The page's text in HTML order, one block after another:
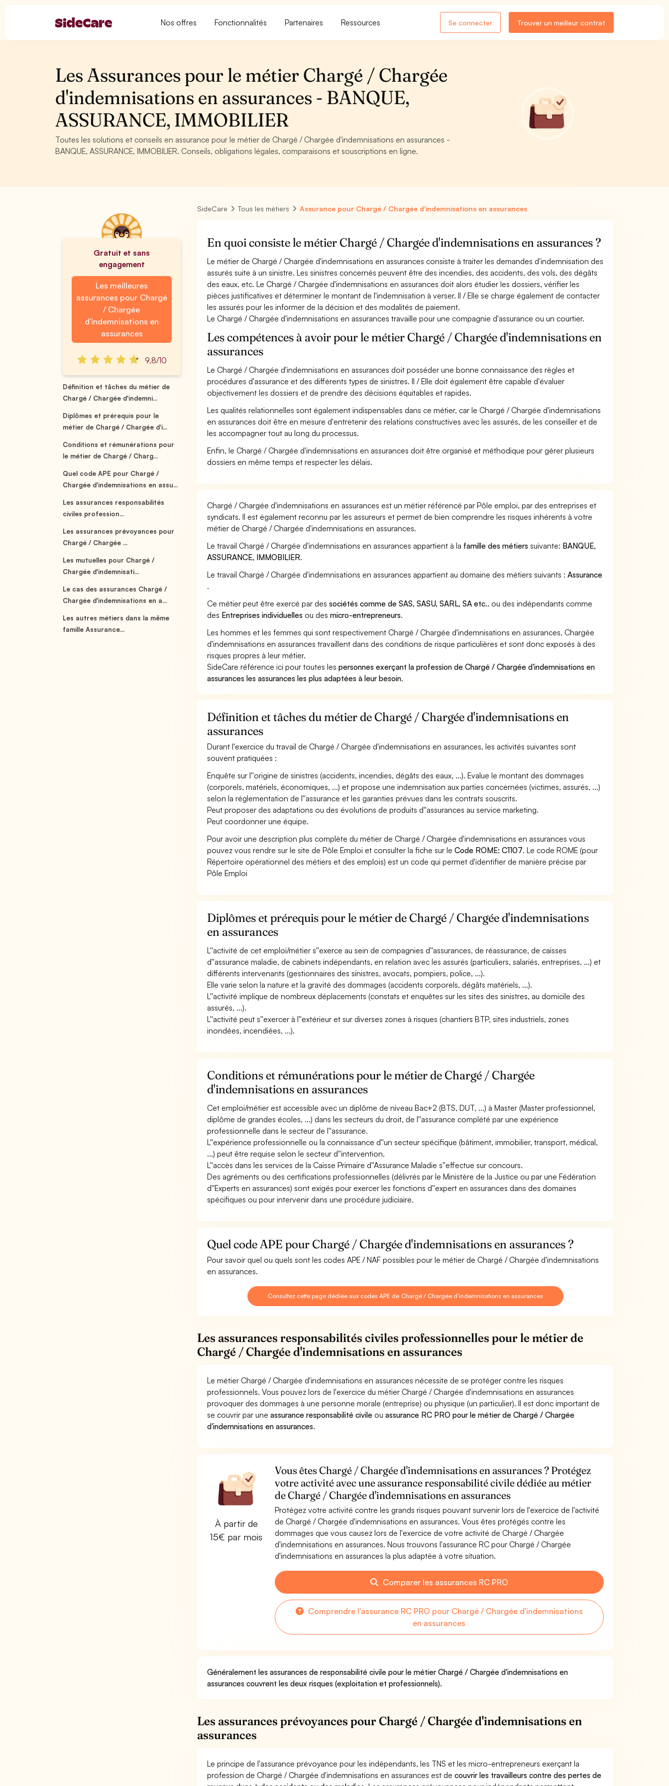
Nos offres Fonctionnalités Partenaires Ressources Se connecter Trouver un meilleur contrat
Les Assurances pour le métier Chargé / Chargée
d'indemnisations en assurances - BANQUE,
ASSURANCE, IMMOBILIER
Toutes les solutions et conseils en assurance pour le métier de Chargé / Chargée d'indemnisations en assurances -
BANQUE, ASSURANCE, IMMOBILIER. Conseils, obligations légales, comparaisons et souscriptions en ligne.
Gratuit et sans
engagement
Les meilleures
assurances pour Chargé
/ Chargée
d'indemnisations en
assurances
9,8/10
Définition et tâches du métier de
Chargé / Chargée d'indemni...
Diplômes et prérequis pour le
métier de Chargé / Chargée d'i...
Conditions et rémunérations pour
le métier de Chargé / Charg...
Quel code APE pour Chargé /
Chargée d'indemnisations en assu...
Les assurances responsabilités
civiles profession...
Les assurances prévoyances pour
Chargé / Chargée ...
Les mutuelles pour Chargé /
Chargée d'indemnisati...
Le cas des assurances Chargé /
Chargée d'indemnisations en a...
Les autres métiers dans la même
famille Assurance...
SideCare Tous les métiers Assurance pour Chargé / Chargée d'indemnisations en assurances
En quoi consiste le métier Chargé / Chargée d'indemnisations en assurances ?
Le métier de Chargé / Chargée d'indemnisations en assurances consiste à traiter les demandes d'indemnisation des
assurés suite à un sinistre. Les sinistres concernés peuvent être des incendies, des accidents, des vols, des dégâts
des eaux, etc. Le Chargé / Chargée d'indemnisations en assurances doit alors étudier les dossiers, vérifier les
pièces justificatives et déterminer le montant de l'indemnisation à verser. Il / Elle se charge également de contacter
les assurés pour les informer de la décision et des modalités de paiement.
Le Chargé / Chargée d'indemnisations en assurances travaille pour une compagnie d'assurance ou un courtier.
Les compétences à avoir pour le métier Chargé / Chargée d'indemnisations en
assurances
Le Chargé / Chargée d'indemnisations en assurances doit posséder une bonne connaissance des règles et
procédures d'assurance et des différents types de sinistres. Il / Elle doit également être capable d'évaluer
objectivement les dossiers et de prendre des décisions équitables et rapides.
Les qualités relationnelles sont également indispensables dans ce métier, car le Chargé / Chargée d'indemnisations
en assurances doit être en mesure d'entretenir des relations constructives avec les assurés, de les conseiller et de
les accompagner tout au long du processus.
Enfin, le Chargé / Chargée d'indemnisations en assurances doit être organisé et méthodique pour gérer plusieurs
dossiers en même temps et respecter les délais.
Chargé / Chargée d'indemnisations en assurances est un métier référencé par Pôle emploi, par des entreprises et
syndicats. Il est également reconnu par les assureurs et permet de bien comprendre les risques inhérents à votre
métier de Chargé / Chargée d'indemnisations en assurances.
Le travail Chargé / Chargée d'indemnisations en assurances appartient à la famille des métiers suivante: BANQUE,
ASSURANCE, IMMOBILIER.
Le travail Chargé / Chargée d'indemnisations en assurances appartient au domaine des métiers suivants :Assurance
.
Ce métier peut être exercé par dessociétés comme de SAS, SASU, SARL, SA etc.. ou des indépendants comme
des Entreprises individuelles ou desmicro-entrepreneurs.
Les hommes et les femmes qui sont respectivement Chargé / Chargée d'indemnisations en assurances, Chargée
d'indemnisations en assurances travaillent dans des conditions de risque particulières et sont donc exposés à des
risques propres à leur métier.
SideCare référence ici pour toutes lespersonnes exerçant la profession de Chargé / Chargée d'indemnisations en
assurances les assurances les plus adaptées à leur besoin.
Définition et tâches du métier de Chargé / Chargée d'indemnisations en
assurances
Durant l'exercice du travail de Chargé / Chargée d'indemnisations en assurances, les activités suivantes sont
souvent pratiquées :
Enquête sur l''origine de sinistres (accidents, incendies, dégâts des eaux, ...). Evalue le montant des dommages
(corporels, matériels, économiques, ...) et propose une indemnisation aux parties concernées (victimes, assurés, ...)
selon la réglementation de l''assurance et les garanties prévues dans les contrats souscrits.
Peut proposer des adaptations ou des évolutions de produits d''assurances au service marketing.
Peut coordonner une équipe.
Pour avoir une description plus complète du métier de Chargé / Chargée d'indemnisations en assurances vous
pouvez vous rendre sur le site de Pôle Emploi et consulter la fiche sur leCode ROME: C1107. Le code ROME (pour
Répertoire opérationnel des métiers et des emplois) est un code qui permet d'identifier de manière précise par
Pôle Emploi
Diplômes et prérequis pour le métier de Chargé / Chargée d'indemnisations
en assurances
L''activité de cet emploi/métier s''exerce au sein de compagnies d''assurances, de réassurance, de caisses
d''assurance maladie, de cabinets indépendants, en relation avec les assurés (particuliers, salariés, entreprises, ...) et
différents intervenants (gestionnaires des sinistres, avocats, pompiers, police, ...).
Elle varie selon la nature et la gravité des dommages (accidents corporels, dégâts matériels, ...).
L''activité implique de nombreux déplacements (constats et enquêtes sur les sites des sinistres, au domicile des
assurés, ...).
L''activité peut s''exercer à l''extérieur et sur diverses zones à risques (chantiers BTP, sites industriels, zones
inondées, incendiées, ...).
Conditions et rémunérations pour le métier de Chargé / Chargée
d'indemnisations en assurances
Cet emploi/métier est accessible avec un diplôme de niveau Bac+2 (BTS, DUT, ...) à Master (Master professionnel,
diplôme de grandes écoles, ...) dans les secteurs du droit, de l''assurance complété par une expérience
professionnelle dans le secteur de l''assurance.
L''expérience professionnelle ou la connaissance d''un secteur spécifique (bâtiment, immobilier, transport, médical,
...) peut être requise selon le secteur d''intervention.
L''accès dans les services de la Caisse Primaire d''Assurance Maladie s''effectue sur concours.
Des agréments ou des certifications professionnelles (délivrés par le Ministère de la Justice ou par une Fédération
d''Experts en assurances) sont exigés pour exercer les fonctions d''expert en assurances dans des domaines
spécifiques ou pour intervenir dans une procédure judiciaire.
Quel code APE pour Chargé / Chargée d'indemnisations en assurances ?
Pour savoir quel ou quels sont les codes APE / NAF possibles pour le métier de Chargé / Chargée d'indemnisations
en assurances.
Consultez cette page dédiée aux codes APE de Chargé / Chargée d'indemnisations en assurances
Les assurances responsabilités civiles professionnelles pour le métier de
Chargé / Chargée d'indemnisations en assurances
Le métier Chargé / Chargée d'indemnisations en assurances nécessite de se protéger contre les risques
professionnels. Vous pouvez lors de l'exercice du métier Chargé / Chargée d'indemnisations en assurances
provoquer des dommages à une personne morale (entreprise) ou physique (un particulier). Il est donc important de
se couvrir par uneassurance responsabilité civile ouassurance RC PRO pour le métier de Chargé / Chargée
d'indemnisations en assurances.
À partir de
15€ par mois
Vous êtes Chargé / Chargée d'indemnisations en assurances ? Protégez
votre activité avec une assurance responsabilité civile dédiée au métier
de Chargé / Chargée d'indemnisations en assurances
Protégez votre activité contre les grands risques pouvant survenir lors de l'exercice de l'activité
de Chargé / Chargée d'indemnisations en assurances. Vous êtes protégés contre les
dommages que vous causez lors de l'exercice de votre activité de Chargé / Chargée
d'indemnisations en assurances. Nous trouvons l'assurance RC pour Chargé / Chargée
d'indemnisations en assurances la plus adaptée à votre situation.
Comparer les assurances RC PRO
Comprendre l'assurance RC PRO pour Chargé / Chargée d'indemnisations
en assurances
Généralement les assurances de responsabilité civile pour le métier Chargé / Chargée d'indemnisations en
assurances couvrent les deux risques (exploitation et professionnels).
Les assurances prévoyances pour Chargé / Chargée d'indemnisations en
assurances
Le principe de l'assurance prévoyance pour les indépendants, les TNS et les micro-entrepreneurs exerçant la
profession de Chargé / Chargée d'indemnisations en assurances est decouvrir les travailleurs contre des pertes de